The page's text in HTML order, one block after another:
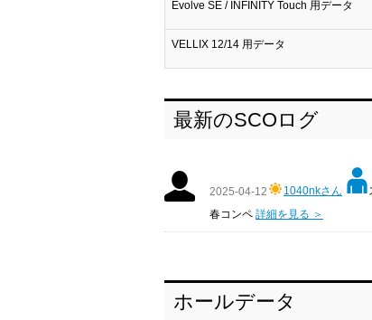
Evolve SE / INFINITY Touch 用データ
VELLIX 12/14 用データ
最新のSCOログ
2025-04-12 1040nkさん
春コンペ 詳細を見る ＞
ホールデータ